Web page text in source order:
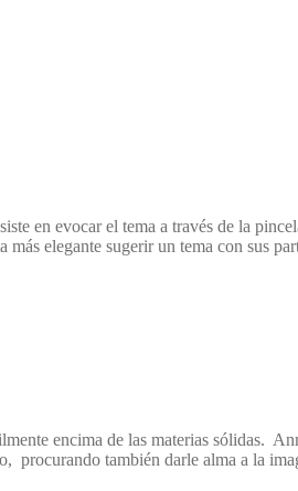
en evocar el tema a través de la
elegante sugerir un tema con sus
encima de las materias sólidas.
también darle alma a la